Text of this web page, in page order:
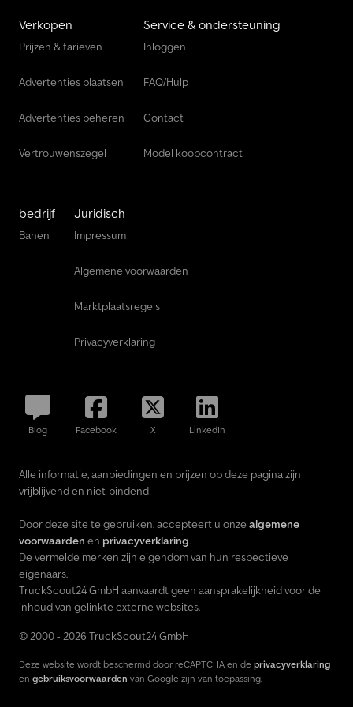
Verkopen
Prijzen & tarieven
Advertenties plaatsen
Advertenties beheren
Vertrouwenszegel
Service & ondersteuning
Inloggen
FAQ/Hulp
Contact
Model koopcontract
bedrijf
Banen
Juridisch
Impressum
Algemene voorwaarden
Marktplaatsregels
Privacyverklaring
Blog Facebook X LinkedIn
Alle informatie, aanbiedingen en prijzen op deze pagina zijn
vrijblijvend en niet-bindend!
Door deze site te gebruiken, accepteert u onze algemene
voorwaarden en privacyverklaring.
De vermelde merken zijn eigendom van hun respectieve
eigenaars.
TruckScout24 GmbH aanvaardt geen aansprakelijkheid voor de
inhoud van gelinkte externe websites.
© 2000 - 2026 TruckScout24 GmbH
Deze website wordt beschermd door reCAPTCHA en de privacyverklaring
en gebruiksvoorwaarden van Google zijn van toepassing.